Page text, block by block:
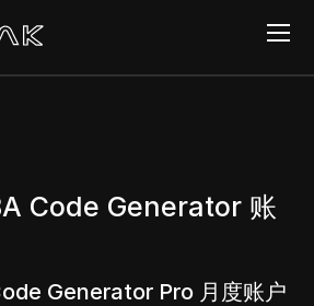
Code Generator 账
Generator Pro 月度账户